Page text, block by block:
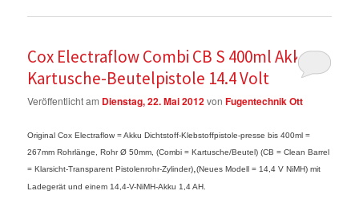
Cox Electraflow Combi CB S 400ml Akku
Kartusche-Beutelpistole 14.4 Volt
Veröffentlicht am Dienstag, 22. Mai 2012vonFugentechnik Ott
Original Cox Electraflow = Akku Dichtstoff-Klebstoffpistole-presse bis 400ml =
267mm Rohrlänge, Rohr Ø 50mm, (Combi = Kartusche/Beutel) (CB = Clean Barrel
= Klarsicht-Transparent Pistolenrohr-Zylinder),(Neues Modell = 14,4 V NiMH) mit
Ladegerät und einem 14,4-V-NiMH-Akku 1,4 AH.